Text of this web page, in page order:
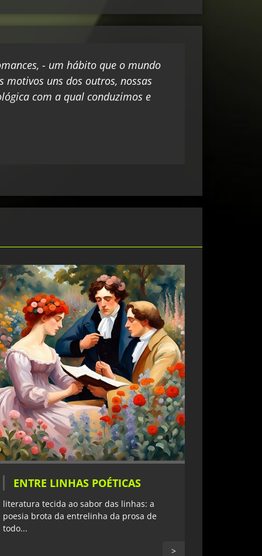
- um hábito que o mundo
motivos uns dos outros, nossas
com a qual conduzimos e
ENTRE LINHAS POÉTICAS
literatura tecida ao sabor das linhas: a
poesia brota da entrelinha da prosa de
todo...
>